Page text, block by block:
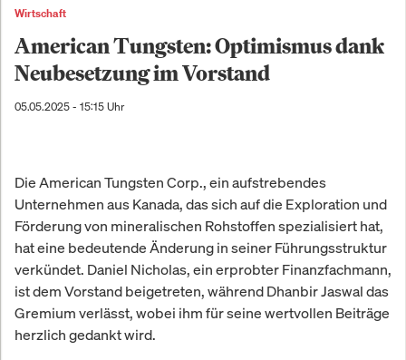
Wirtschaft
American Tungsten: Optimismus dank
Neubesetzung im Vorstand
05.05.2025 - 15:15 Uhr
Die American Tungsten Corp., ein aufstrebendes
Unternehmen aus Kanada, das sich auf die Exploration und
Förderung von mineralischen Rohstoffen spezialisiert hat,
hat eine bedeutende Änderung in seiner Führungsstruktur
verkündet. Daniel Nicholas, ein erprobter Finanzfachmann,
ist dem Vorstand beigetreten, während Dhanbir Jaswal das
Gremium verlässt, wobei ihm für seine wertvollen Beiträge
herzlich gedankt wird.